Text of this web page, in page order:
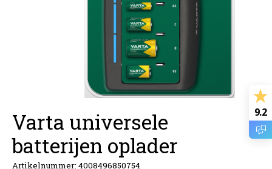
Varta universele
batterijen oplader
Artikelnummer: 4008496850754
9.2